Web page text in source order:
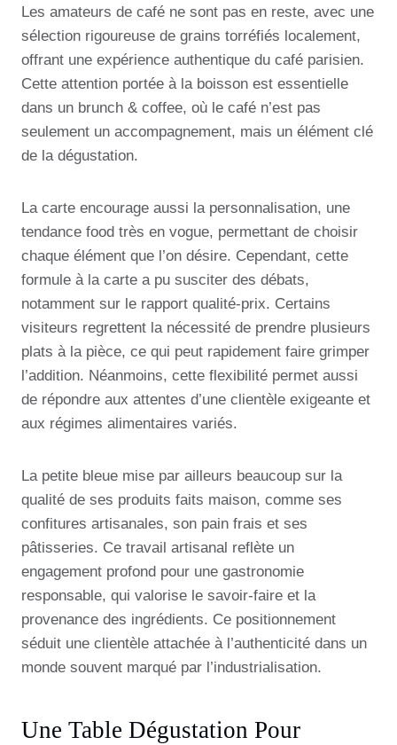
Les amateurs de café ne sont pas en reste, avec une
sélection rigoureuse de grains torréfiés localement,
offrant une expérience authentique du café parisien.
Cette attention portée à la boisson est essentielle
dans un brunch & coffee, où le café n’est pas
seulement un accompagnement, mais un élément clé
de la dégustation.
La carte encourage aussi la personnalisation, une
tendance food très en vogue, permettant de choisir
chaque élément que l’on désire. Cependant, cette
formule à la carte a pu susciter des débats,
notamment sur le rapport qualité-prix. Certains
visiteurs regrettent la nécessité de prendre plusieurs
plats à la pièce, ce qui peut rapidement faire grimper
l’addition. Néanmoins, cette flexibilité permet aussi
de répondre aux attentes d’une clientèle exigeante et
aux régimes alimentaires variés.
La petite bleue mise par ailleurs beaucoup sur la
qualité de ses produits faits maison, comme ses
confitures artisanales, son pain frais et ses
pâtisseries. Ce travail artisanal reflète un
engagement profond pour une gastronomie
responsable, qui valorise le savoir-faire et la
provenance des ingrédients. Ce positionnement
séduit une clientèle attachée à l’authenticité dans un
monde souvent marqué par l’industrialisation.
Une Table Dégustation Pour